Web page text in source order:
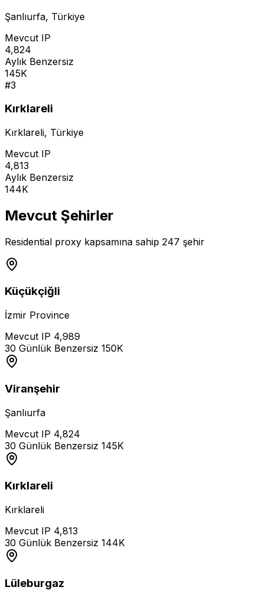
Şanlıurfa, Türkiye
Mevcut IP
4,824
Aylık Benzersiz
145K
#3
Kırklareli
Kırklareli, Türkiye
Mevcut IP
4,813
Aylık Benzersiz
144K
Mevcut Şehirler
Residential proxy kapsamına sahip 247 şehir
Küçükçiğli
İzmir Province
Mevcut IP 4,989
30 Günlük Benzersiz 150K
Viranşehir
Şanlıurfa
Mevcut IP 4,824
30 Günlük Benzersiz 145K
Kırklareli
Kırklareli
Mevcut IP 4,813
30 Günlük Benzersiz 144K
Lüleburgaz